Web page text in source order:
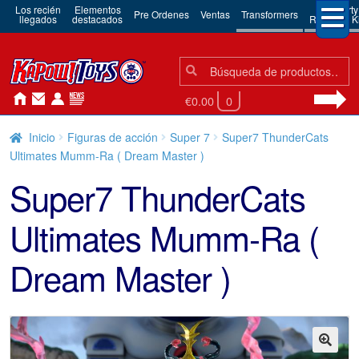
Los recién
llegados
Elementos
destacados Pre Ordenes Ventas Transformers 3rd Party
Robots &
Búsqueda:
Búsqueda
€0.00 0
Inicio Figuras de acción Super 7
Super7 ThunderCats
Ultimates Mumm-Ra ( Dream Master )
Super7 ThunderCats
Ultimates Mumm-Ra (
Dream Master )